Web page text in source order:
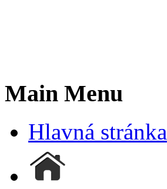
Main Menu
Hlavná stránka